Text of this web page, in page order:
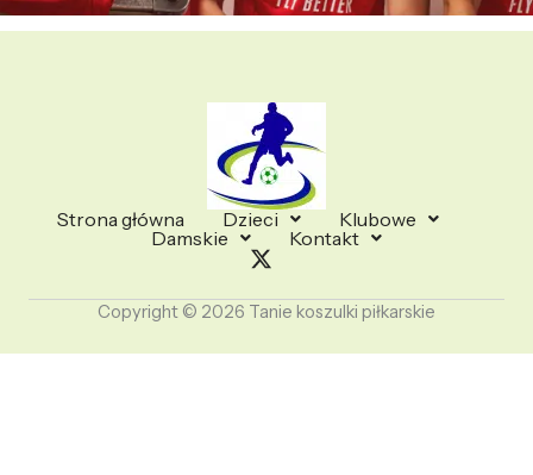
Strona główna Dzieci
Klubowe
Damskie
Kontakt
Copyright © 2026 Tanie koszulki piłkarskie